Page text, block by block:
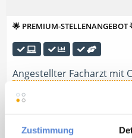
Zustimmung
🌟 PREMIUM-STELLENANGEBOT
Angestellter Facharzt mit
Übernahme (m/w/d) in
Elz
Facharzt